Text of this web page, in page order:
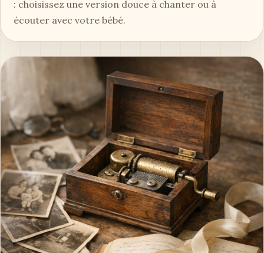
: choisissez une version douce à chanter ou à
écouter avec votre bébé.